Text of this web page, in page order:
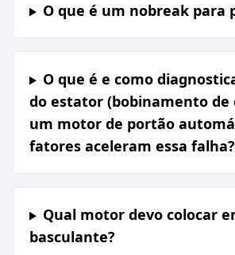
O que é um nobreak para
O que é e como
do estator (bobinamento de
um motor de portão
fatores aceleram essa falha?
Qual motor devo colocar
basculante?